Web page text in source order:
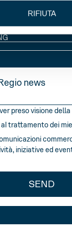
RIFIUTA
news
preso visione della
trattamento dei
iniziative ed
SEND